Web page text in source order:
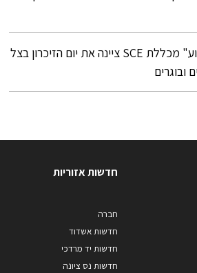
"הצפירה שלהם לא תגווע" מכללת SCE ציינה את יום הזיכרון בצל
ובוגרים
חדשות אזוריות
חברה
חדשות אשדוד
חדשות יד מרדכי
חדשות נס ציונה